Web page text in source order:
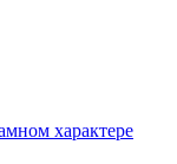
характере